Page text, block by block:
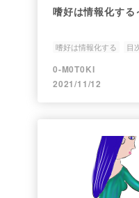
嗜好は情報化する
嗜好は情報化する 目
0-M0T0KI
2021/11/12